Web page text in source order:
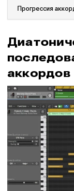
Прогрессия
аккордов